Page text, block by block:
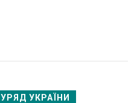
УРЯД УКРАЇНИ